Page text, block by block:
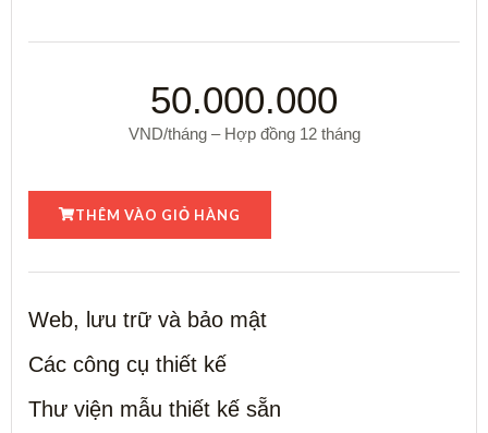
50.000.000
VND/tháng – Hợp đồng 12 tháng
THÊM VÀO GIỎ HÀNG
Web, lưu trữ và bảo mật
Các công cụ thiết kế
Thư viện mẫu thiết kế sẵn